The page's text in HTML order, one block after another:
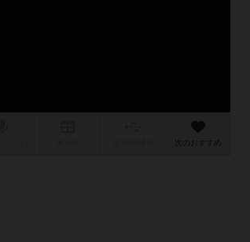
次のおすすめ